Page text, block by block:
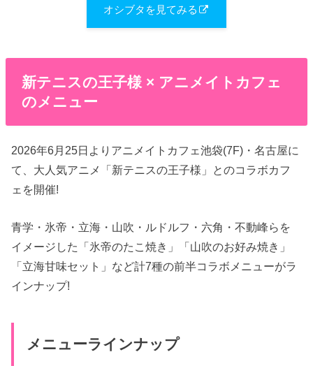
オシブタを見てみる
新テニスの王子様 × アニメイトカフェ
のメニュー
2026年6月25日よりアニメイトカフェ池袋(7F)・名古屋に
て、大人気アニメ「新テニスの王子様」とのコラボカフ
ェを開催!
青学・氷帝・立海・山吹・ルドルフ・六角・不動峰らを
イメージした「氷帝のたこ焼き」「山吹のお好み焼き」
「立海甘味セット」など計7種の前半コラボメニューがラ
インナップ!
メニューラインナップ